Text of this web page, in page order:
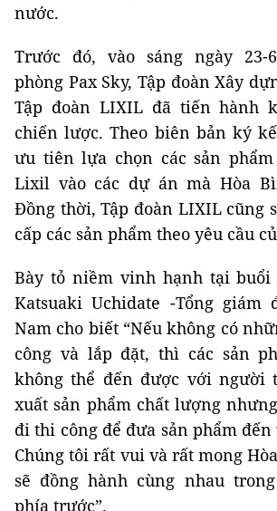
nước.
Trước đó, vào sáng ngày 23-
phòng Pax Sky, Tập đoàn Xây
Tập đoàn LIXIL đã tiến hành
chiến lược. Theo biên bản ký
ưu tiên lựa chọn các sản phẩm
Lixil vào các dự án mà Hòa
Đồng thời, Tập đoàn LIXIL cũng
cấp các sản phẩm theo yêu cầu
Bày tỏ niềm vinh hạnh tại
Katsuaki Uchidate -Tổng giám
Nam cho biết “Nếu không có
công và lắp đặt, thì các sản
không thể đến được với người
xuất sản phẩm chất lượng
đi thi công để đưa sản phẩm
Chúng tôi rất vui và rất mong
sẽ đồng hành cùng nhau
phía trước”.